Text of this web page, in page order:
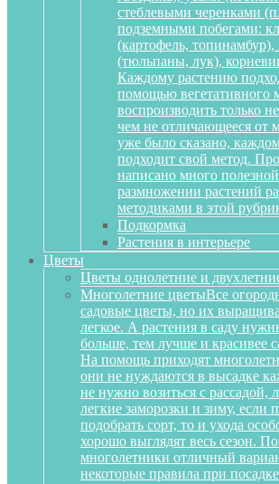
стеблевыми черенками
подземными побегами:
(картофель,
(тюльпаны, лук),
Каждому растению
помощью вегетативного
воспроизводить только
чем не отличающееся от
уже было сказано,
подходит свой метод.
написано много
размножении растений
методиками в этой
Подкормка
Растения в интерьере
Цветы
Цветы однолетние и
Многолетние цветыВсе
садовые цветы, но их
легкое. А растения в саду
больше, тем лучше и красивее
На помощь приходят
они не нуждаются в высадке
не нужно возиться с рассадой,
легкие заморозки и зиму, если
подобрать сорт, то и ухода
хорошо выглядят весь сезон.
многолетники отличный
некоторые правила при